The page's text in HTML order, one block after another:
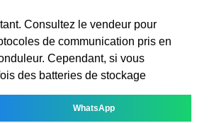
Consultez le vendeur pour
de communication pris en
Cependant, si vous
des batteries de stockage
WhatsApp